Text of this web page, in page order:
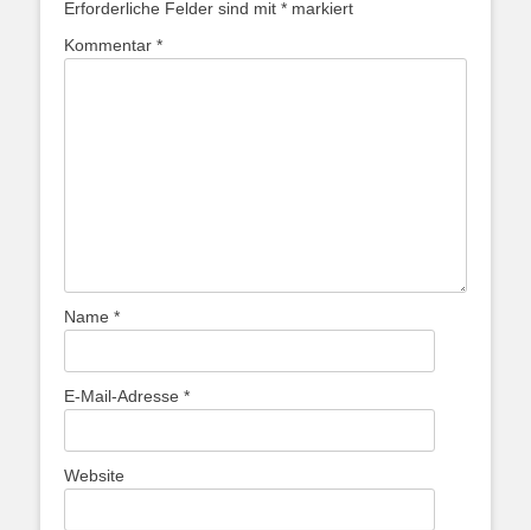
Erforderliche Felder sind mit * markiert
Kommentar *
Name *
E-Mail-Adresse *
Website